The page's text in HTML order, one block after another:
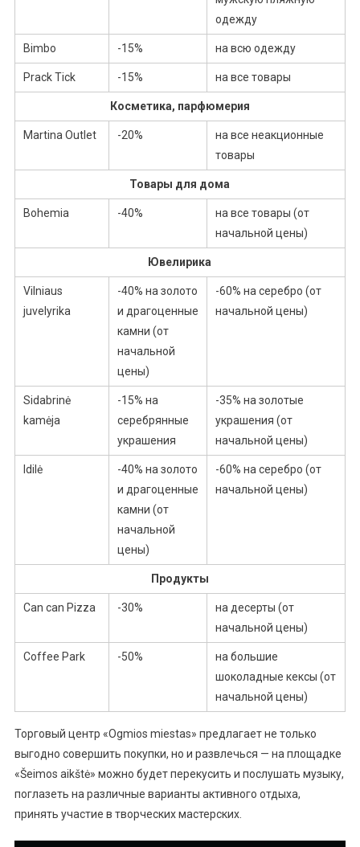
одежду
Bimbo -15% на всю одежду
Prack Tick -15% на все товары
Косметика, парфюмерия
Martina Outlet -20%
на все неакционные
товары
Товары для дома
Bohemia -40%
на все товары (от
начальной цены)
Ювелирика
Vilniaus
juvelyrika
-40% на золото
и драгоценные
камни (от
начальной
цены)
-60% на серебро (от
начальной цены)
Sidabrinė
kamėja
-15% на
серебрянные
украшения
-35% на золотые
украшения (от
начальной цены)
Idilė
-40% на золото
и драгоценные
камни (от
начальной
цены)
-60% на серебро (от
начальной цены)
Продукты
Can can Pizza -30%
на десерты (от
начальной цены)
Coffee Park -50%
на большие
шоколадные кексы (от
начальной цены)
Торговый центр «Ogmios miestas» предлагает не только
выгодно совершить покупки, но и развлечься — на площадке
«Šeimos aikštė» можно будет перекусить и послушать музыку,
поглазеть на различные варианты активного отдыха,
принять участие в творческих мастерских.